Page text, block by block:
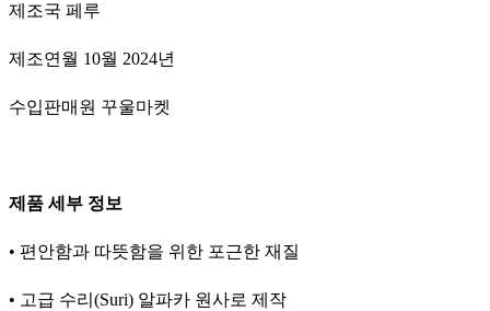
제조국 페루
제조연월 10월 2024년
수입판매원 꾸울마켓
제품 세부 정보
• 편안함과 따뜻함을 위한 포근한 재질
• 고급 수리(Suri) 알파카 원사로 제작